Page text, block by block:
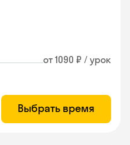
от 1090 ₽ / урок
Выбрать время